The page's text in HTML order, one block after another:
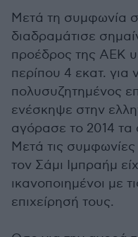
Μετά τη συμφωνία
διαδραμάτισε
προέδρος της ΑΕΚ
περίπου 4 εκατ.
πολυσυζητημένος
ενέσκηψε στην
αγόρασε το 2014 τα
Μετά τις
τον Σάμι Ιμπραήμ
ικανοποιημένοι με
επιχείρησή τους.